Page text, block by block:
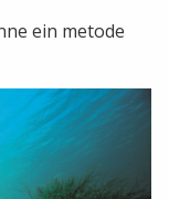
ein metode